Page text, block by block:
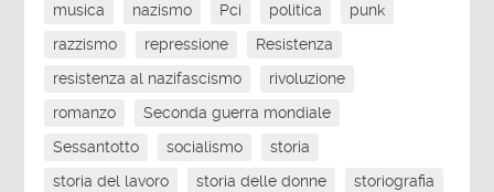
musica
nazismo Pci politica
punk
razzismo
repressione
Resistenza
resistenza al nazifascismo
rivoluzione
romanzo
Seconda guerra mondiale
Sessantotto
socialismo
storia
storia del lavoro
storia delle donne
storiografia